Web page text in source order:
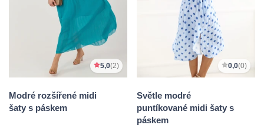
5,0(2)
Modré rozšířené midi
šaty s páskem
0,0(0)
Světle modré
puntíkované midi šaty s
páskem